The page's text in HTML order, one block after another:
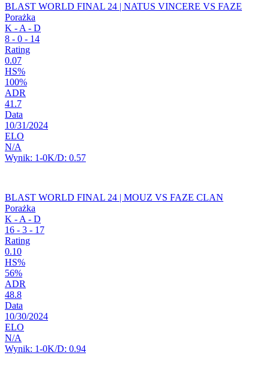
BLAST WORLD FINAL 24 | NATUS VINCERE VS FAZE
Porażka
K - A - D
8 - 0 - 14
Rating
0.07
HS%
100%
ADR
41.7
Data
10/31/2024
ELO
N/A
Wynik: 1-0K/D: 0.57
BLAST WORLD FINAL 24 | MOUZ VS FAZE CLAN
Porażka
K - A - D
16 - 3 - 17
Rating
0.10
HS%
56%
ADR
48.8
Data
10/30/2024
ELO
N/A
Wynik: 1-0K/D: 0.94